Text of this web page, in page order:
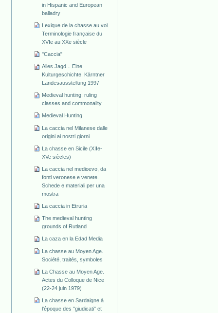
in Hispanic and European
balladry
Lexique de la chasse au vol.
Terminologie française du
XVIe au XXe siècle
"Caccia"
Alles Jagd... Eine
Kulturgeschichte. Kärntner
Landesausstellung 1997
Medieval hunting: ruling
classes and commonality
Medieval Hunting
La caccia nel Milanese dalle
origini ai nostri giorni
La chasse en Sicile (XIIe-
XVe siècles)
La caccia nel medioevo, da
fonti veronese e venete.
Schede e materiali per una
mostra
La caccia in Etruria
The medieval hunting
grounds of Rutland
La caza en la Edad Media
La chasse au Moyen Age.
Société, traités, symboles
La Chasse au Moyen Age.
Actes du Colloque de Nice
(22-24 juin 1979)
La chasse en Sardaigne à
l'époque des "giudicati" et